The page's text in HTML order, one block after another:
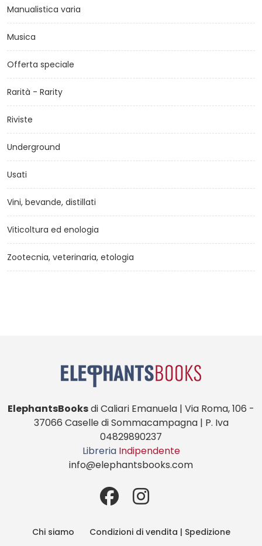
Manualistica varia
Musica
Offerta speciale
Rarità - Rarity
Riviste
Underground
Usati
Vini, bevande, distillati
Viticoltura ed enologia
Zootecnia, veterinaria, etologia
ElephantsBooksdi Caliari Emanuela | Via Roma, 106 -
37066 Caselle di Sommacampagna | P. Iva
04829890237
Libreria Indipendente
info@elephantsbooks.com
Chi siamo
Condizioni di vendita | Spedizione